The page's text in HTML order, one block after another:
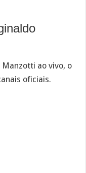
Manzotti ao vivo, o
oficiais.